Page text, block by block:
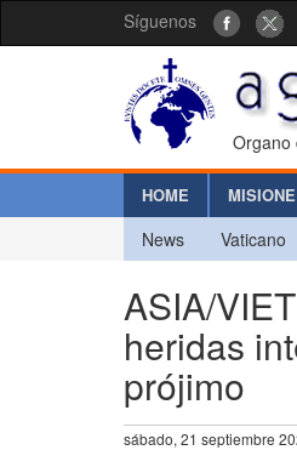
Síguenos
Organo
HOME
News Vaticano
ASIA/
heridas
prójimo
sábado, 21 septiembre